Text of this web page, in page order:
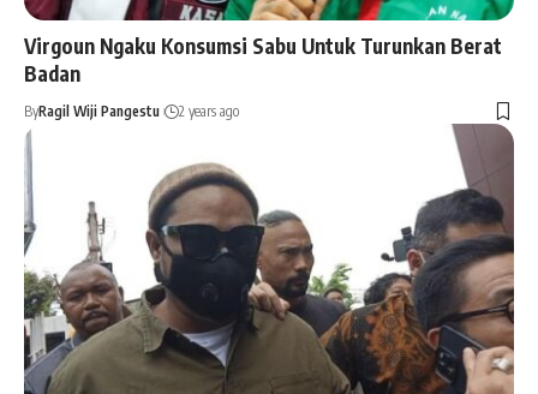
Virgoun Ngaku Konsumsi Sabu Untuk Turunkan Berat
Badan
ByRagil Wiji Pangestu 2 years ago